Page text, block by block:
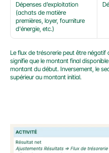
Dépenses d’exploitation
(achats de matière
premières, loyer, fourniture
d'énergie, etc.)
Le flux de trésorerie peut être négatif
signifie que le montant final
montant du début. Inversement, le
supérieur au montant initial.